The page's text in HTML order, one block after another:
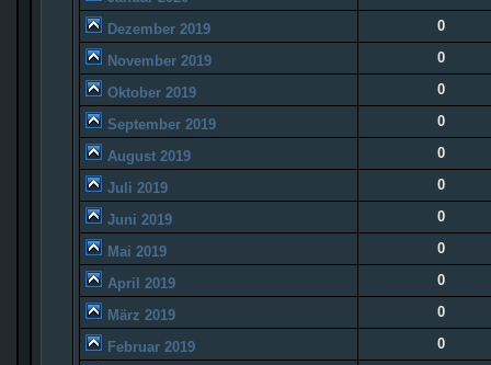
Dezember 2019 0
November 2019 0
Oktober 2019 0
September 2019 0
August 2019 0
Juli 2019 0
Juni 2019 0
Mai 2019 0
April 2019 0
März 2019 0
Februar 2019 0